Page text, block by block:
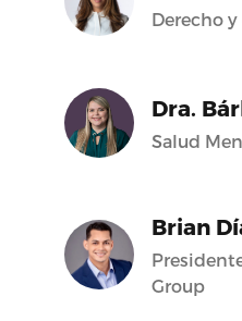
Derecho
Dra.
Salud
Brian
Group